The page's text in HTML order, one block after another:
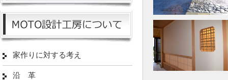
家作りに対する考え
沿 革